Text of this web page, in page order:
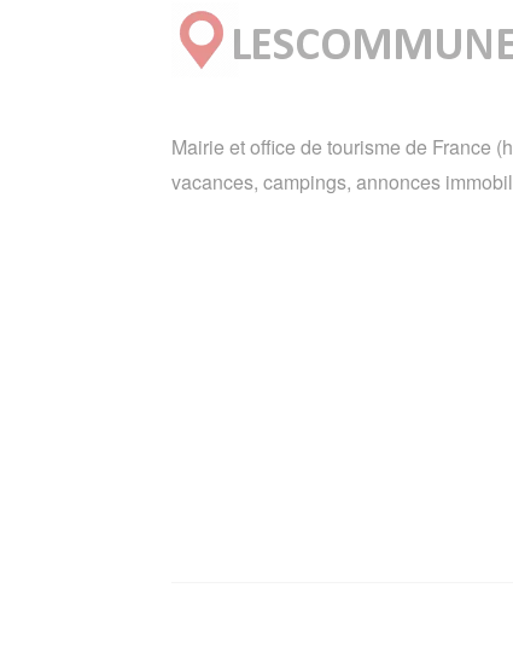
Mairie et office de tourisme de France
vacances, campings, annonces